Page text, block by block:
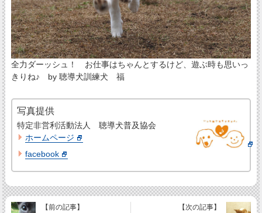
全力ダーッシュ！ お仕事はちゃんとするけど、遊ぶ時も思いっ
きりね♪ by 聴導犬訓練犬 福
写真提供
特定非営利活動法人 聴導犬普及協会
ホームページ
facebook
【前の記事】 【次の記事】